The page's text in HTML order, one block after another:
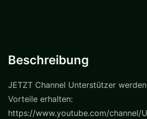
Beschreibung
JETZT Channel Unterstützer
Vorteile erhalten:
https://www.youtube.com/channel/